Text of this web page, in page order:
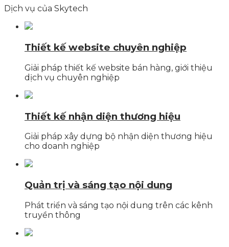
Dịch vụ của Skytech
Thiết kế website chuyên nghiệp
Giải pháp thiết kế website bán hàng, giới thiệu
dịch vụ chuyên nghiệp
Thiết kế nhận diện thương hiệu
Giải pháp xây dựng bộ nhận diện thương hiệu
cho doanh nghiệp
Quản trị và sáng tạo nội dung
Phát triển và sáng tạo nội dung trên các kênh
truyền thông